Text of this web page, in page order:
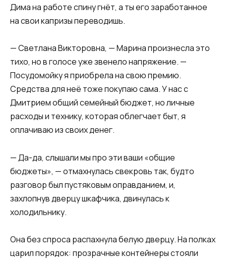
Дима на работе спину гнёт, а ты его заработанное
на свои капризы переводишь.
— Светлана Викторовна, — Марина произнесла это
тихо, но в голосе уже звенело напряжение. —
Посудомойку я приобрела на свою премию.
Средства для неё тоже покупаю сама. У нас с
Дмитрием общий семейный бюджет, но личные
расходы и технику, которая облегчает быт, я
оплачиваю из своих денег.
— Да-да, слышали мы про эти ваши «общие
бюджеты», — отмахнулась свекровь так, будто
разговор был пустяковым оправданием, и,
захлопнув дверцу шкафчика, двинулась к
холодильнику.
Она без спроса распахнула белую дверцу. На полках
царил порядок: прозрачные контейнеры стояли